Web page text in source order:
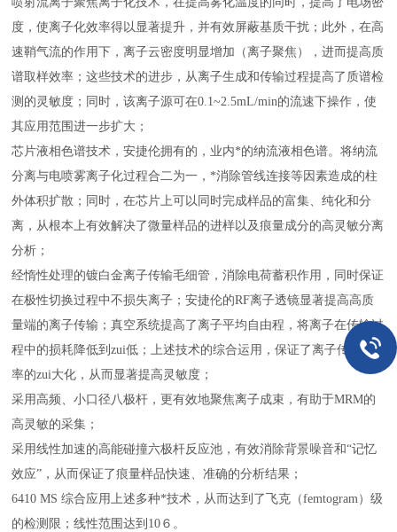
度，使离子化效率得以显著提升，并有效屏蔽基质干扰；此外，在高
速鞘气流的作用下，离子云密度明显增加（离子聚焦），进而提高质
谱取样效率；这些技术的进步，从离子生成和传输过程提高了质谱检
测的灵敏度；同时，该离子源可在0.1~2.5mL/min的流速下操作，使
其应用范围进一步扩大；
芯片液相色谱技术，安捷伦拥有的，业内*的纳流液相色谱。将纳流
分离与电喷雾离子化过程合二为一，*消除管线连接等因素造成的柱
外体积扩散；同时，在芯片上可以同时完成样品的富集、纯化和分
离，从根本上有效解决了微量样品的进样以及痕量成分的高灵敏分离
分析；
经惰性处理的镀白金离子传输毛细管，消除电荷蓄积作用，同时保证
在极性切换过程中不损失离子；安捷伦的RF离子透镜显著提高高质
量端的离子传输；真空系统提高了离子平均自由程，将离子在传输过
程中的损耗降低到zui低；上述技术的综合运用，保证了离子传输效
率的zui大化，从而显著提高灵敏度；
采用高频、小口径八极杆，更有效地聚焦离子成束，有助于MRM的
高灵敏的采集；
采用线性加速的高能碰撞六极杆反应池，有效消除背景噪音和“记忆
效应”，从而保证了痕量样品快速、准确的分析结果；
6410 MS 综合应用上述多种*技术，从而达到了飞克（femtogram）级
的检测限；线性范围达到10６。